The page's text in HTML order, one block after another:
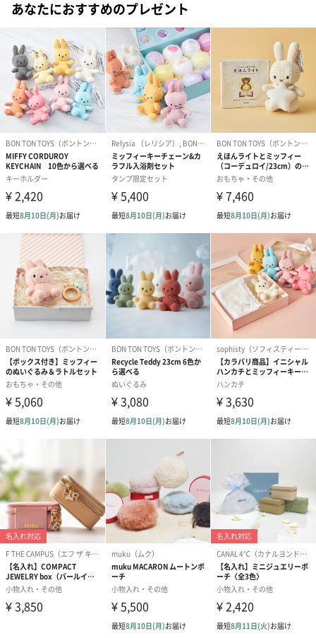
ライラックパープル
シャーベットピンク
パウダーブルー
シフォンベージュ
ミントグリーン
チャコールブラック
MIFFY CORDUROY KEYCHAIN
イのコレクション。
人気のくすみカラーも混じえたカラーバリエーションが豊富なシ
ンプルなミッフィーキーチェーン。
派手なキーホルダーではなく、大人の生活にも馴染むカラー展開
です。
どれも魅力的なカラー
かわいいけれど、クールな印象も合わせ持ったミッフィーコーデ
あなたにおすすめのプレゼント